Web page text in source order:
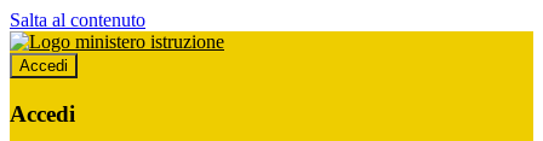
Salta al contenuto
Accedi
Accedi